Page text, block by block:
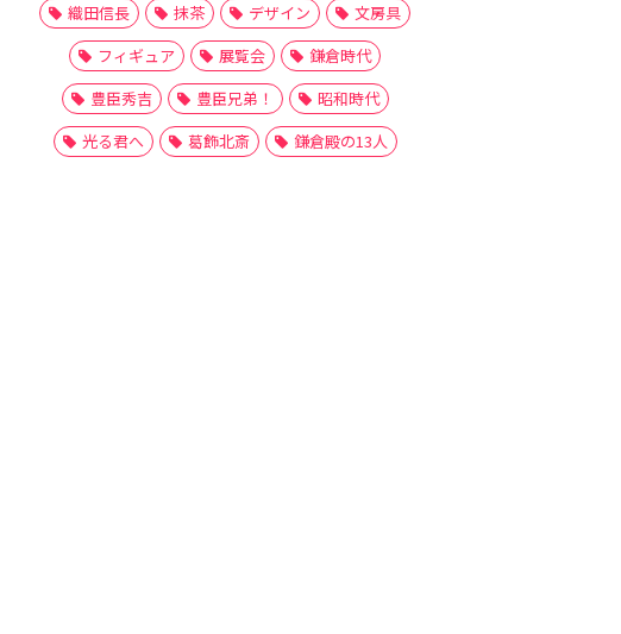
織田信長
抹茶 デザイン
文房具
フィギュア
展覧会
鎌倉時代
豊臣秀吉
豊臣兄弟！
昭和時代
光る君へ
葛飾北斎 鎌倉殿の13人